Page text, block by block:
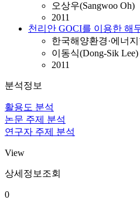
오상우(Sangwoo Oh)
2011
천리안 GOCI를 이용한 해
한국해양환경·에너지
이동식(Dong-Sik Lee)
2011
분석정보
활용도 분석
논문 주제 분석
연구자 주제 분석
View
상세정보조회
0